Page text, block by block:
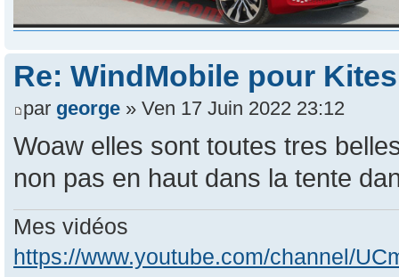
Re: WindMobile pour
par george » Ven 17 Juin 2022 23:12
Woaw elles sont toutes tres
non pas en haut dans la tente
Mes vidéos
https://www.youtube.com/channel/